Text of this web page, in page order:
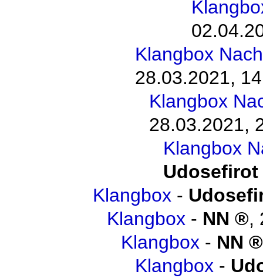
Klangbox
28.03.2021,
Klangbox
28.03.2021,
Klangbox
Udosefirot
Klangbox -
Klangbox - NN ,
Klangbox - NN
Klangbox -